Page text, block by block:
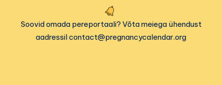
Soovid omada pereportaali? Võta meiega ühendust
aadressil contact@pregnancycalendar.org